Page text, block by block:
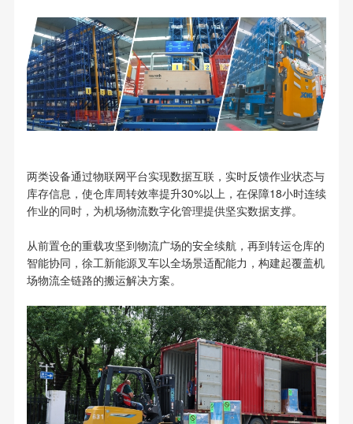
两类设备通过物联网平台实现数据互联，实时反馈作业状态与
库存信息，使仓库周转效率提升30%以上，在保障18小时连续
作业的同时，为机场物流数字化管理提供坚实数据支撑。
从前置仓的重载攻坚到物流广场的安全续航，再到转运仓库的
智能协同，徐工新能源叉车以全场景适配能力，构建起覆盖机
场物流全链路的搬运解决方案。